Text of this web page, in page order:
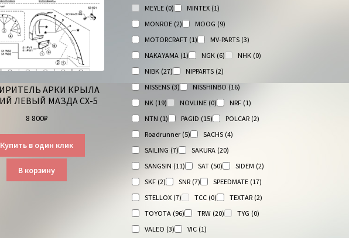
АРКИ КРЫЛА
ЛЕВЫЙ МАЗДА СХ-5
8 800₽
Купить в один клик
В корзину
MEYLE (0) MINTEX (1)
MONROE (2) MOOG (9)
MOTORCRAFT (1) MV-PARTS (3)
NAKAYAMA (1) NGK (6) NHK (0)
NIBK (27) NIPPARTS (2)
NISSENS (3) NISSHINBO (16)
NK (19) NOVLINE (0) NRF (1)
NTN (1) PAGID (15) POLCAR (2)
Roadrunner (5) SACHS (4)
SAILING (7) SAKURA (20)
SANGSIN (11) SAT (50) SIDEM (2)
SKF (2) SNR (7) SPEEDMATE (17)
STELLOX (7) TCC (0) TEXTAR (2)
TOYOTA (96) TRW (20) TYG (0)
VALEO (3) VIC (1)